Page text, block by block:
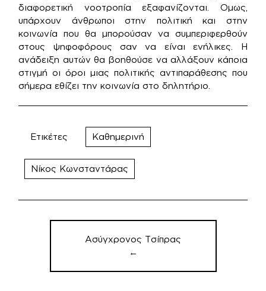
διαφορετική νοοτροπία εξαφανίζονται. Ομως,
υπάρχουν άνθρωποι στην πολιτική και στην
κοινωνία που θα μπορούσαν να συμπεριφερθούν
στους ψηφοφόρους σαν να είναι ενήλικες. Η
ανάδειξη αυτών θα βοηθούσε να αλλάξουν κάποια
στιγμή οι όροι μιας πολιτικής αντιπαράθεσης που
σήμερα εθίζει την κοινωνία στο δηλητήριο.
Ετικέτες Καθημερινή
Νίκος Κωνσταντάρας
Πλοήγηση
άρθρωνΑσύγχρονος Τσίπρας
←